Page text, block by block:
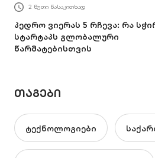
2 წუთი წასაკითხად
პედრო ვიერას 5 რჩევა: რა
სტარტაპს გლობალური
წარმატებისთვის
ᲗᲐᲒᲔᲑᲘ
ტექნოლოგიები